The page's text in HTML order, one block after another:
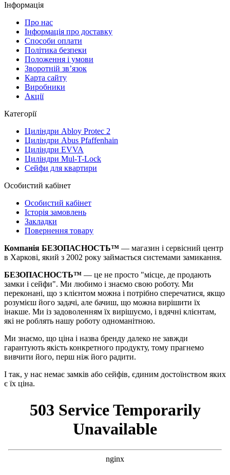
Інформація
Про нас
Iнформація про доставку
Способи оплати
Політика безпеки
Положення і умови
Зворотній зв’язок
Карта сайту
Виробники
Акції
Категорії
Циліндри Abloy Protec 2
Циліндри Abus Pfaffenhain
Циліндри EVVA
Циліндри Mul-T-Lock
Сейфи для квартири
Особистий кабінет
Особистий кабінет
Історія замовлень
Закладки
Повернення товару
Компанія БЕЗОПАСНОСТЬ™ — магазин і сервісний центр
в Харкові, який з 2002 року займається системами замикання.
БЕЗОПАСНОСТЬ™ — це не просто "місце, де продають
замки і сейфи". Ми любимо і знаємо свою роботу. Ми
переконані, що з клієнтом можна і потрібно сперечатися, якщо
розумієш його задачі, але бачиш, що можна вирішити їх
інакше. Ми із задоволенням їх вирішуємо, і вдячні клієнтам,
які не роблять нашу роботу одноманітною.
Ми знаємо, що ціна і назва бренду далеко не завжди
гарантують якість конкретного продукту, тому прагнемо
вивчити його, перш ніж його радити.
І так, у нас немає замків або сейфів, єдиним достоїнством яких
є їх ціна.